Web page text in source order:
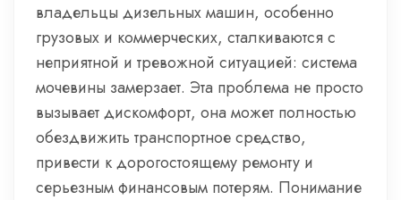
владельцы дизельных машин, особенно
грузовых и коммерческих, сталкиваются с
неприятной и тревожной ситуацией: система
мочевины замерзает. Эта проблема не просто
вызывает дискомфорт, она может полностью
обездвижить транспортное средство,
привести к дорогостоящему ремонту и
серьезным финансовым потерям. Понимание